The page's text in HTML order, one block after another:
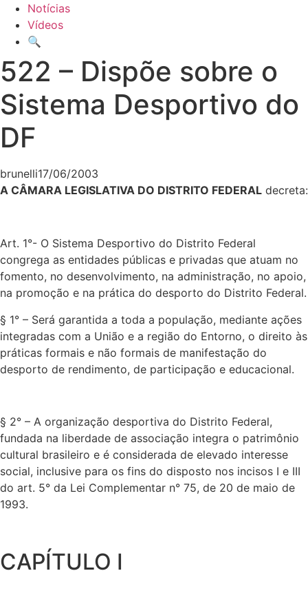
Notícias
Vídeos
🔍
522 – Dispõe sobre o
Sistema Desportivo do
DF
brunelli17/06/2003
A CÂMARA LEGISLATIVA DO DISTRITO FEDERAL decreta:
Art. 1°- O Sistema Desportivo do Distrito Federal
congrega as entidades públicas e privadas que atuam no
fomento, no desenvolvimento, na administração, no apoio,
na promoção e na prática do desporto do Distrito Federal.
§ 1° – Será garantida a toda a população, mediante ações
integradas com a União e a região do Entorno, o direito às
práticas formais e não formais de manifestação do
desporto de rendimento, de participação e educacional.
§ 2° – A organização desportiva do Distrito Federal,
fundada na liberdade de associação integra o patrimônio
cultural brasileiro e é considerada de elevado interesse
social, inclusive para os fins do disposto nos incisos I e III
do art. 5° da Lei Complementar n° 75, de 20 de maio de
1993.
CAPÍTULO I